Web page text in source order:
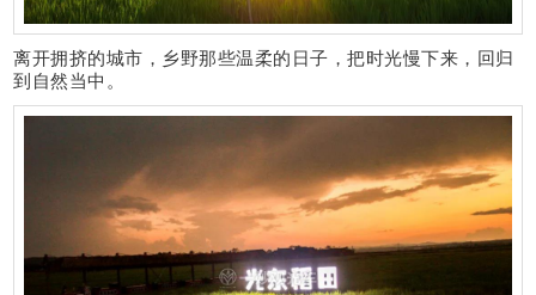
离开拥挤的城市，乡野那些温柔的日子，把时光慢下来，回归
到自然当中。